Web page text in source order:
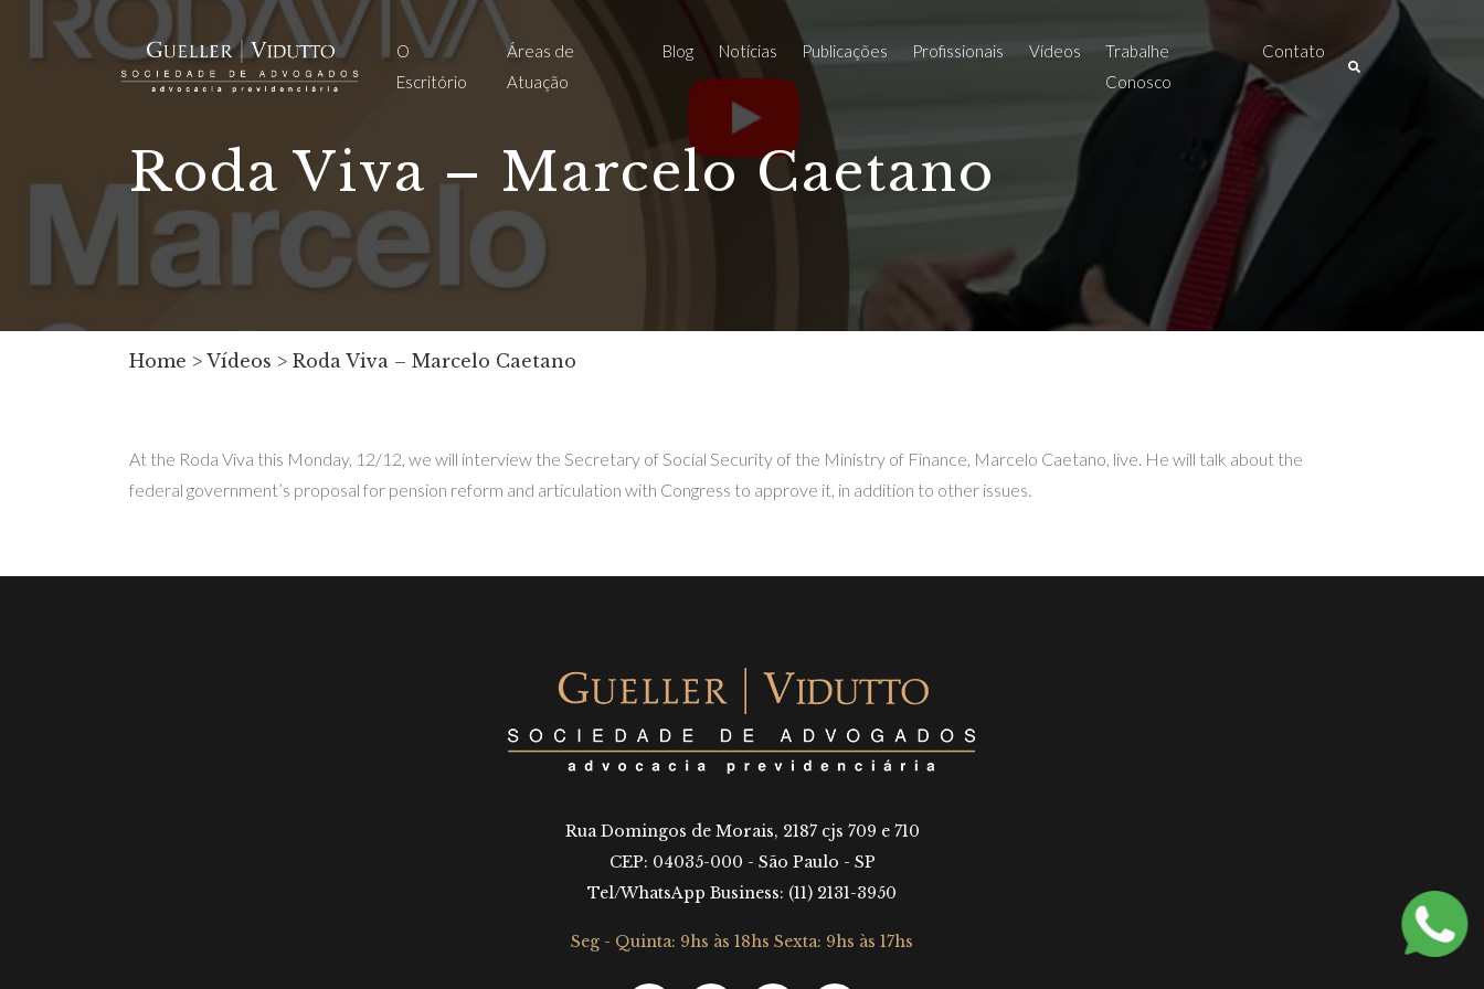
O
Escritório
Áreas de
Atuação
Blog Notícias Publicações Profissionais Vídeos
Trabalhe
Conosco
Contato
Roda Viva – Marcelo Caetano
Home > Vídeos > Roda Viva – Marcelo Caetano
At the Roda Viva this Monday, 12/12, we will interview the Secretary of Social Security of the Ministry of Finance, Marcelo Caetano, live. He will talk about the
federal government’s proposal for pension reform and articulation with Congress to approve it, in addition to other issues.
Rua Domingos de Morais, 2187 cjs 709 e 710
CEP: 04035-000 - São Paulo - SP
Tel/WhatsApp Business: (11) 2131-3950
Seg - Quinta: 9hs às 18hs Sexta: 9hs às 17hs